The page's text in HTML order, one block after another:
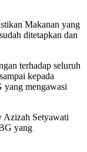
Makanan yang
ditetapkan dan
terhadap seluruh
kepada
yang mengawasi
Azizah Setyawati
yang